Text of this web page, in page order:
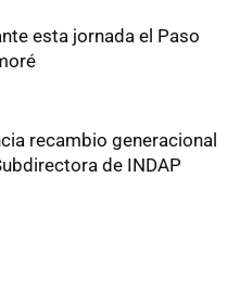
esta jornada el Paso
recambio generacional
de INDAP